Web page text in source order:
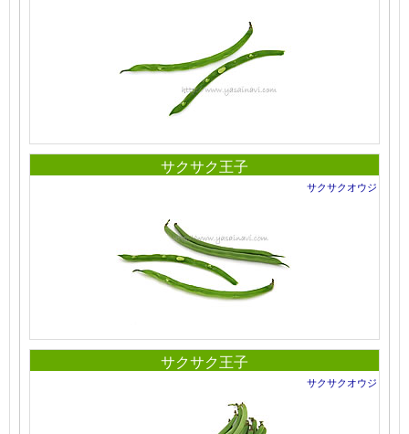
サクサク王子
サクサクオウジ
サクサク王子
サクサクオウジ